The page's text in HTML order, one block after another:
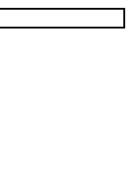
องที่บ้าน
อนตั้งแต่ทฤษฎี
วิธีการผสม 5 วิธี